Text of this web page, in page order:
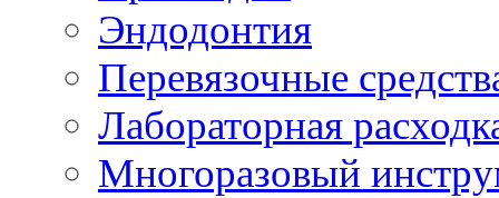
Эндодонтия
Перевязочные
Лабораторная
Многоразовый